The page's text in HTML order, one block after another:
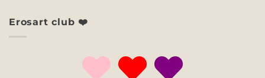
Erosart club ❤️